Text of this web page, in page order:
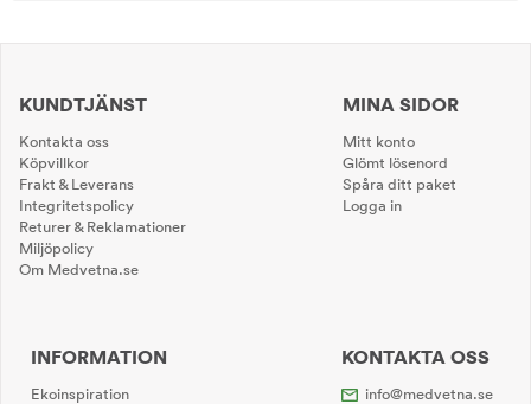
KUNDTJÄNST
Kontakta oss
Köpvillkor
Frakt & Leverans
Integritetspolicy
Returer & Reklamationer
Miljöpolicy
Om Medvetna.se
MINA SIDOR
Mitt konto
Glömt lösenord
Spåra ditt paket
Logga in
INFORMATION
Ekoinspiration
KONTAKTA OSS
info@medvetna.se